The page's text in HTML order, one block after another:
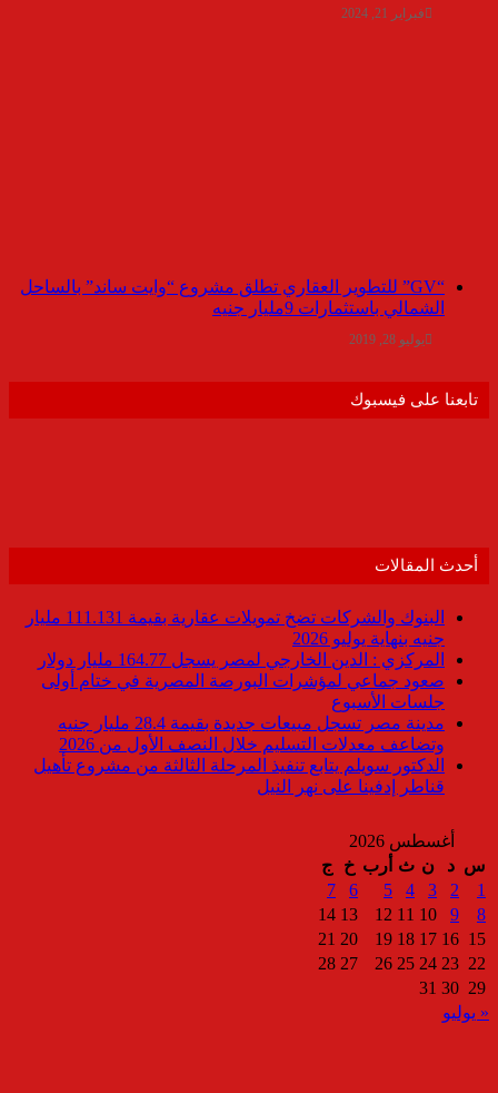
فبراير 21, 2024
“GV” للتطوير العقاري تطلق مشروع “وايت ساند” بالساحل
الشمالي باستثمارات 9مليار جنيه
يوليو 28, 2019
تابعنا على فيسبوك
أحدث المقالات
البنوك والشركات تضخ تمويلات عقارية بقيمة 111.131 مليار
جنيه بنهاية يوليو 2026
المركزي : الدين الخارجي لمصر يسجل 164.77 مليار دولار
صعود جماعي لمؤشرات البورصة المصرية في ختام أولى
جلسات الأسبوع
مدينة مصر تسجل مبيعات جديدة بقيمة 28.4 مليار جنيه
وتضاعف معدلات التسليم خلال النصف الأول من 2026
الدكتور سويلم يتابع تنفيذ المرحلة الثالثة من مشروع تأهيل
قناطر إدفينا على نهر النيل
أغسطس 2026
س د ن ث أرب خ
ج
1
2
3
4
5
6
7
8
9
10
11
12
13
14
15
16
17
18
19
20
21
22
23
24
25
26
27
28
29
30
31
« يوليو